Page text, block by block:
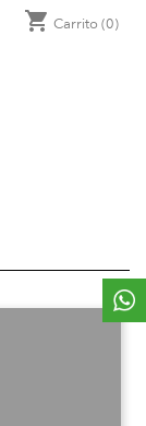
shopping_cart Carrito (0)